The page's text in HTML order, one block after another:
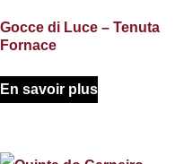
Gocce di Luce – Tenuta
Fornace
En savoir plus